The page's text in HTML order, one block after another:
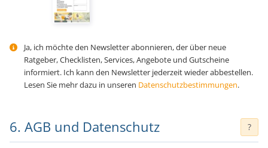
Ja, ich möchte den Newsletter abonnieren, der über neue
Ratgeber, Checklisten, Services, Angebote und Gutscheine
informiert. Ich kann den Newsletter jederzeit wieder abbestellen.
Lesen Sie mehr dazu in unseren Datenschutzbestimmungen.
6. AGB und Datenschutz ?